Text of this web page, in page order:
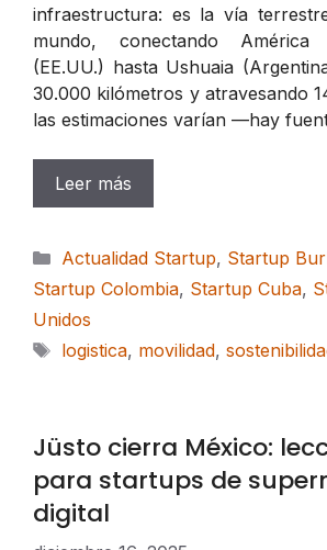
infraestructura: es la vía
mundo, conectando América
(EE.UU.) hasta Ushuaia
30.000 kilómetros y atravesando
las estimaciones varían —hay
Leer más
Categorías
Actualidad Startup, Startup
Startup Colombia, Startup Cuba,
Unidos
Etiquetas
logistica, movilidad,
Jüsto cierra México:
para startups de
digital